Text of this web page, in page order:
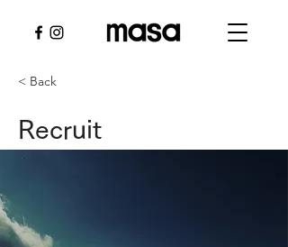
< Back
Recruit